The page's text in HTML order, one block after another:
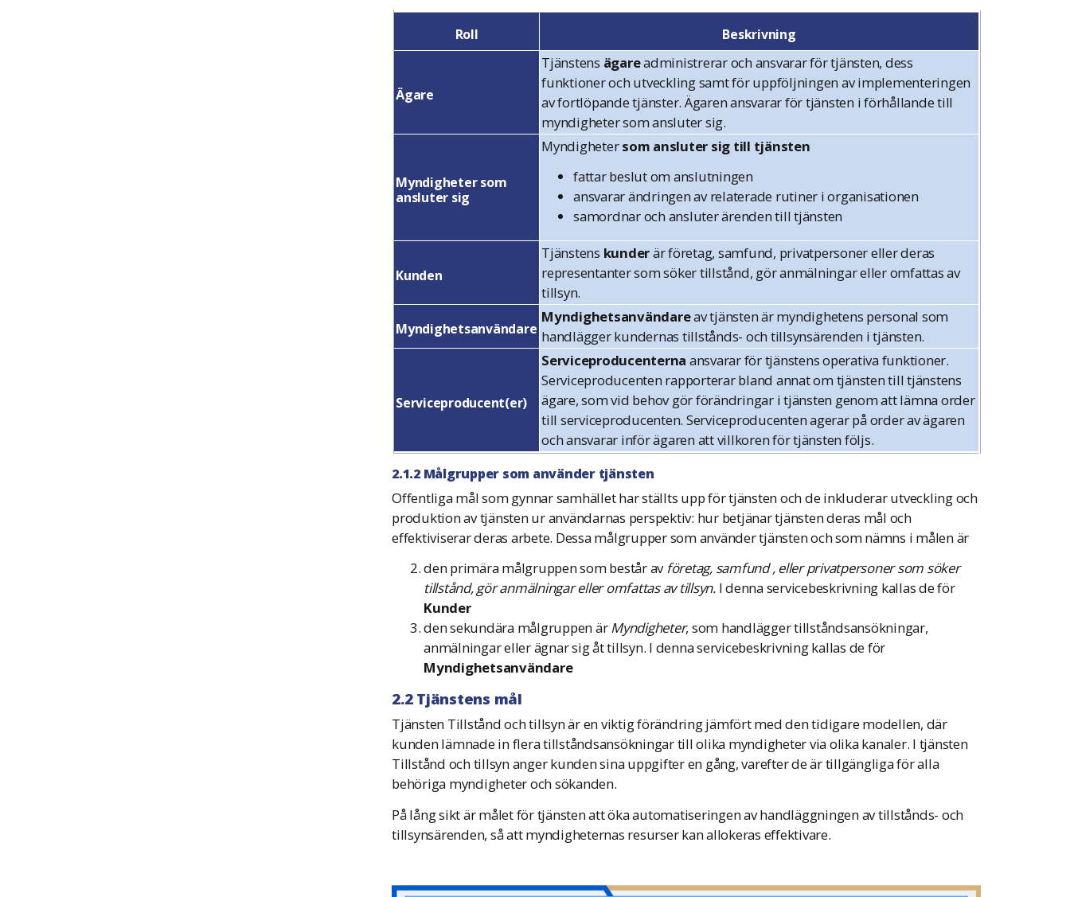
Roll Beskrivning
Ägare
Tjänstens ägareadministrerar och ansvarar för tjänsten, dess
funktioner och utveckling samt för uppföljningen av implementeringen
av fortlöpande tjänster. Ägaren ansvarar för tjänsten i förhållande till
myndigheter som ansluter sig.
Myndighetersom
ansluter sig
Myndighetersom ansluter sig till tjänsten
fattar beslut om anslutningen
ansvarar ändringen av relaterade rutiner i organisationen
samordnar och ansluter ärenden till tjänsten
Kunden
Tjänstens kunderär företag, samfund, privatpersoner eller deras
representanter som söker tillstånd, gör anmälningar eller omfattas av
tillsyn.
Myndighetsanvändare
Myndighetsanvändareav tjänsten är myndighetens personal som
handlägger kundernas tillstånds- och tillsynsärenden i tjänsten.
Serviceproducent(er)
Serviceproducenterna ansvarar för tjänstens operativa funktioner.
Serviceproducenten rapporterar bland annat om tjänsten till tjänstens
ägare, som vid behov gör förändringar i tjänsten genom att lämna order
till serviceproducenten. Serviceproducenten agerar på order av ägaren
och ansvarar inför ägaren att villkoren för tjänsten följs.
2.1.2 Målgrupper som använder tjänsten
Offentliga mål som gynnar samhället har ställts upp för tjänsten och de inkluderar utveckling och
produktion av tjänsten ur användarnas perspektiv: hur betjänar tjänsten deras mål och
effektiviserar deras arbete. Dessa målgrupper som använder tjänsten och som nämns i målen är
den primära målgruppen som består av företag, samfund , eller privatpersoner som söker
tillstånd, gör anmälningar eller omfattas av tillsyn.I denna servicebeskrivning kallas de för
Kunder
den sekundära målgruppen ärMyndigheter, som handlägger tillståndsansökningar,
anmälningar eller ägnar sig åt tillsyn. I denna servicebeskrivning kallas de för
Myndighetsanvändare
2.2 Tjänstens mål
Tjänsten Tillstånd och tillsyn är en viktig förändring jämfört med den tidigare modellen, där
kunden lämnade in flera tillståndsansökningar till olika myndigheter via olika kanaler. I tjänsten
Tillstånd och tillsyn anger kunden sina uppgifter en gång, varefter de är tillgängliga för alla
behöriga myndigheter och sökanden.
På lång sikt är målet för tjänsten att öka automatiseringen av handläggningen av tillstånds- och
tillsynsärenden, så att myndigheternas resurser kan allokeras effektivare.